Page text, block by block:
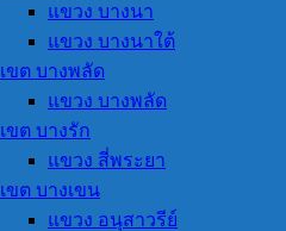
แขวง บางนา
แขวง บางนาใต้
เขต บางพลัด
แขวง บางพลัด
เขต บางรัก
แขวง สี่พระยา
เขต บางเขน
แขวง อนุสาวรีย์